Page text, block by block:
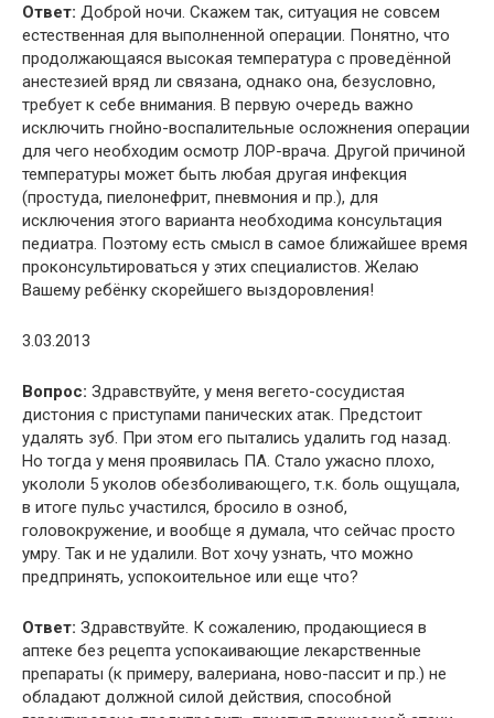
Ответ: Доброй ночи. Скажем так, ситуация не совсем
естественная для выполненной операции. Понятно, что
продолжающаяся высокая температура с проведённой
анестезией вряд ли связана, однако она, безусловно,
требует к себе внимания. В первую очередь важно
исключить гнойно-воспалительные осложнения операции
для чего необходим осмотр ЛОР-врача. Другой причиной
температуры может быть любая другая инфекция
(простуда, пиелонефрит, пневмония и пр.), для
исключения этого варианта необходима консультация
педиатра. Поэтому есть смысл в самое ближайшее время
проконсультироваться у этих специалистов. Желаю
Вашему ребёнку скорейшего выздоровления!
3.03.2013
Вопрос: Здравствуйте, у меня вегето-сосудистая
дистония с приступами панических атак. Предстоит
удалять зуб. При этом его пытались удалить год назад.
Но тогда у меня проявилась ПА. Стало ужасно плохо,
укололи 5 уколов обезболивающего, т.к. боль ощущала,
в итоге пульс участился, бросило в озноб,
головокружение, и вообще я думала, что сейчас просто
умру. Так и не удалили. Вот хочу узнать, что можно
предпринять, успокоительное или еще что?
Ответ: Здравствуйте. К сожалению, продающиеся в
аптеке без рецепта успокаивающие лекарственные
препараты (к примеру, валериана, ново-пассит и пр.) не
обладают должной силой действия, способной